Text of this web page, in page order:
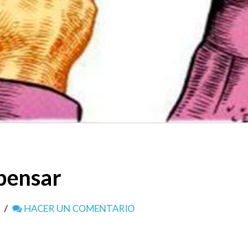
HACER UN COMENTARIO